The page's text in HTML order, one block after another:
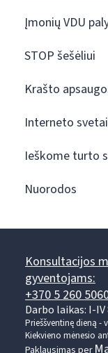
Įmonių VDU
STOP šešėliui
Krašto
Interneto
Ieškome turto
Nuorodos
Konsultacijos
gyventojams:
+370 5 260
Darbo laikas: I-IV
Prieššventinę dieną -
Kiekvieno mėnesio
Paklausimas per